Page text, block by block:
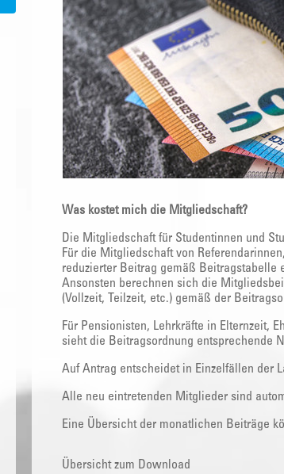
Was kostet mich die Mitgliedschaft?
Die Mitgliedschaft für Studentinnen und
Für die Mitgliedschaft von
reduzierter Beitrag gemäß Beitragstabelle
Ansonsten berechnen sich die
(Vollzeit, Teilzeit, etc.) gemäß der
Für Pensionisten, Lehrkräfte in Elternzeit,
sieht die Beitragsordnung entsprechende
Auf Antrag entscheidet in Einzelfällen der
Alle neu eintretenden Mitglieder sind
Eine Übersicht der monatlichen Beiträge
Übersicht zum Download